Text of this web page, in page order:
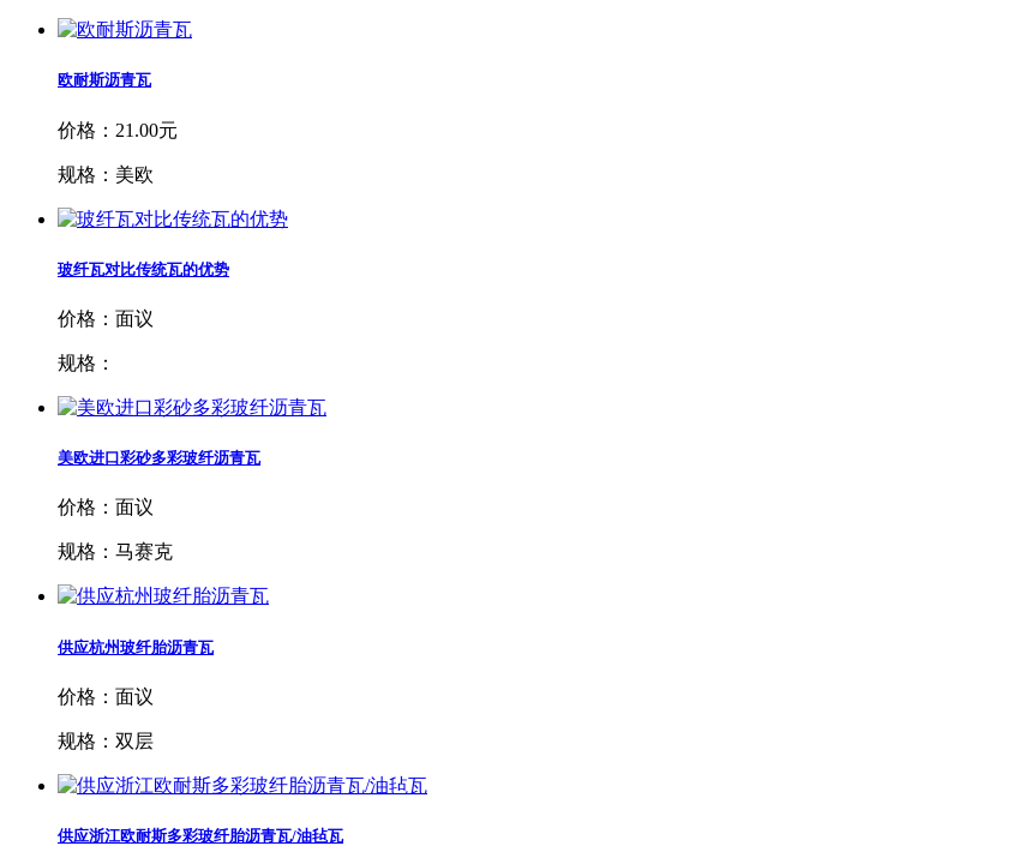
欧耐斯沥青瓦
价格：21.00元
规格：美欧
玻纤瓦对比传统瓦的优势
价格：面议
规格：
美欧进口彩砂多彩玻纤沥青瓦
价格：面议
规格：马赛克
供应杭州玻纤胎沥青瓦
价格：面议
规格：双层
供应浙江欧耐斯多彩玻纤胎沥青瓦/油毡瓦